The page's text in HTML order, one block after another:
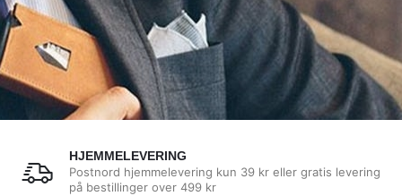
HJEMMELEVERING
Postnord hjemmelevering kun 39 kr eller gratis levering
på bestillinger over 499 kr